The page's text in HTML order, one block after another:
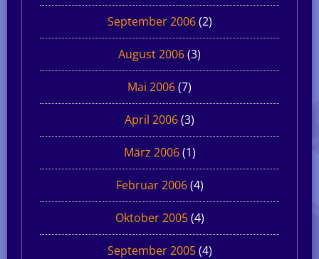
September 2006(2)
August 2006(3)
Mai 2006(7)
April 2006(3)
März 2006(1)
Februar 2006(4)
Oktober 2005(4)
September 2005(4)